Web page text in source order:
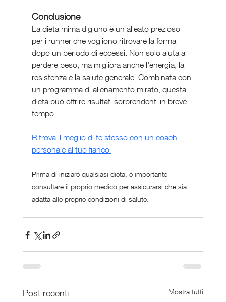
Conclusione
La dieta mima digiuno è un alleato prezioso
per i runner che vogliono ritrovare la forma
dopo un periodo di eccessi. Non solo aiuta a
perdere peso, ma migliora anche l'energia, la
resistenza e la salute generale. Combinata con
un programma di allenamento mirato, questa
dieta può offrire risultati sorprendenti in breve
tempo
Ritrova il meglio di te stesso con un coach
personale al tuo fianco
Prima di iniziare qualsiasi dieta, è importante
consultare il proprio medico per assicurarsi che sia
adatta alle proprie condizioni di salute.
Post recenti Mostra tutti